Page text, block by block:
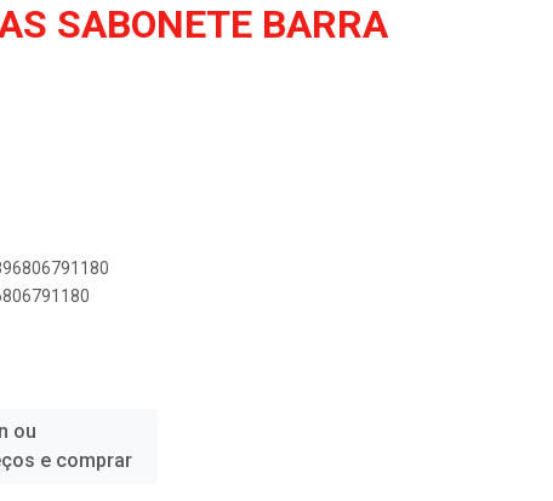
SABONETE BARRA
ou
e comprar